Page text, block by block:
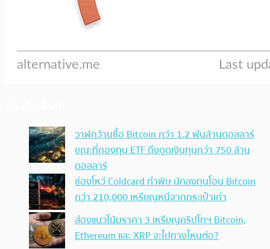
วาฬกว้านซื้อ Bitcoin กว่า 1.2 พันล้านดอลลาร์
ขณะที่กองทุน ETF ดึงดูดเงินทุนกว่า 750 ล้าน
ดอลลาร์
ช่องโหว่ Coldcard ทำพิษ นักลงทุนโอน Bitcoin
กว่า 210,000 เหรียญหนีจากกระเป๋าเก่า
ส่องแนวโน้มราคา 3 เหรียญคริปโทฯ Bitcoin,
Ethereum และ XRP จะไปทางไหนต่อ?